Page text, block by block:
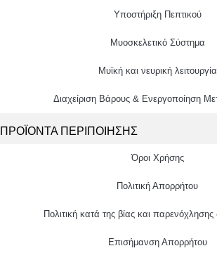
Υποστήριξη Πεπτικού
Μυοσκελετικό Σύστημα
Μυϊκή και νευρική λειτουργία
Διαχείριση Βάρους & Ενεργοποίηση
ΠΡΟΪΟΝΤΑ ΠΕΡΙΠΟΙΗΣΗΣ
Όροι Χρήσης
Πολιτική Απορρήτου
Πολιτική κατά της βίας και
Επισήμανση Απορρήτου